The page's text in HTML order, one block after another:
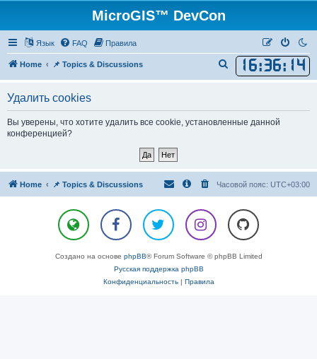
MicroGIS™ DevCon
Язык FAQ Правила
Home 📌 Topics & Discussions 16:36: 14
о
Удалить cookies
Вы уверены, что хотите удалить все cookie, установленные данной
конференцией?
Home 📌 Topics & Discussions Часовой пояс: UTC+03:00
Создано на основе phpBB® Forum Software © phpBB Limited
Русская поддержка phpBB
Конфиденциальность| Правила